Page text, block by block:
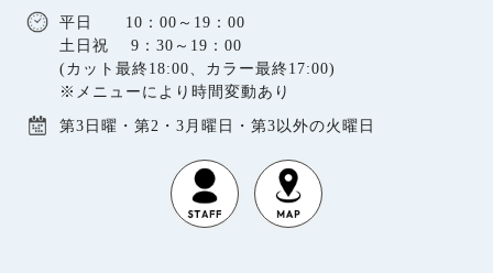
平日 10：00～19：00
土日祝 9：30～19：00
(カット最終18:00、カラー最終17:00)
※メニューにより時間変動あり
第3日曜・第2・3月曜日・第3以外の火曜日